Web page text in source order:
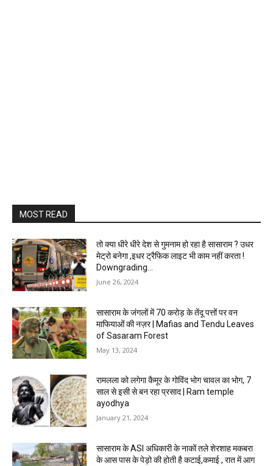
MOST READ
तो क्या धीरे धीरे देश से गुमनाम हो रहा है सासाराम ? उधर
मेट्रो बनेगा ,इधर ट्रैफिक लाइट भी काम नहीं करता !
Downgrading...
June 26, 2024
सासाराम के जंगलों में 70 करोड़ के तेंदू पत्तों पर वन
माफियाओं की नज़र | Mafias and Tendu Leaves
of Sasaram Forest
May 13, 2024
रामलला को लगेगा कैमूर के गोविंद भोग चावल का भोग, 7
साल से इसी से बन रहा प्रसाद | Ram temple
ayodhya
January 21, 2024
सासाराम के ASI अधिकारी के नाकों तले शेरशाह मकबरा
के आस पास के पेड़ो की होती है कटाई,कमाई , रात में आग